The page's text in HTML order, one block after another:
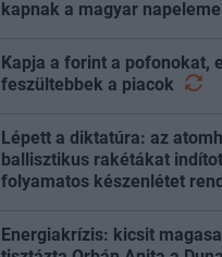
kapnak a magyar
Kapja a forint a pofonokat,
feszültebbek a piacok
Lépett a diktatúra: az
ballisztikus rakétákat
folyamatos készenlétet
Energiakrízis: kicsit